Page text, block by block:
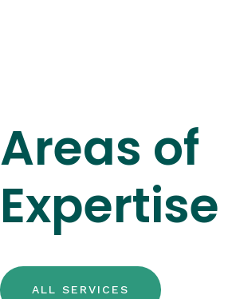
Areas of
Expertise
ALL SERVICES